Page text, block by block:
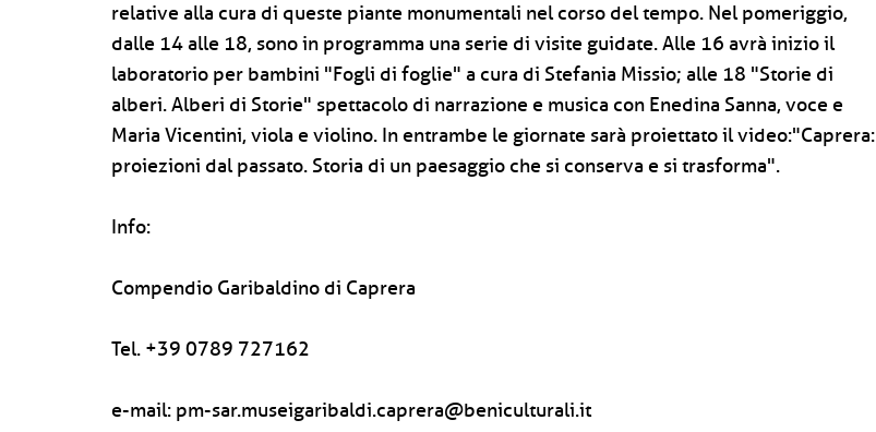
relative alla cura di queste piante monumentali nel corso del tempo. Nel pomeriggio,
dalle 14 alle 18, sono in programma una serie di visite guidate. Alle 16 avrà inizio il
laboratorio per bambini "Fogli di foglie" a cura di Stefania Missio; alle 18 "Storie di
alberi. Alberi di Storie" spettacolo di narrazione e musica con Enedina Sanna, voce e
Maria Vicentini, viola e violino. In entrambe le giornate sarà proiettato il video:"Caprera:
proiezioni dal passato. Storia di un paesaggio che si conserva e si trasforma".
Info:
Compendio Garibaldino di Caprera
Tel. +39 0789 727162
e-mail: pm-sar.museigaribaldi.caprera@beniculturali.it